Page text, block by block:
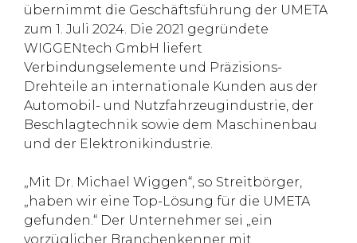
übernimmt die Geschäftsführung der UMETA
zum 1. Juli 2024. Die 2021 gegründete
WIGGENtech GmbH liefert
Verbindungselemente und Präzisions-
Drehteile an internationale Kunden aus der
Automobil- und Nutzfahrzeugindustrie, der
Beschlagtechnik sowie dem Maschinenbau
und der Elektronikindustrie.
„Mit Dr. Michael Wiggen“, so Streitbörger,
„haben wir eine Top-Lösung für die UMETA
gefunden.“ Der Unternehmer sei „ein
vorzüglicher Branchenkenner mit